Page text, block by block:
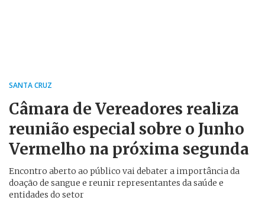
SANTA CRUZ
Câmara de Vereadores realiza
reunião especial sobre o Junho
Vermelho na próxima segunda
Encontro aberto ao público vai debater a importância da
doação de sangue e reunir representantes da saúde e
entidades do setor